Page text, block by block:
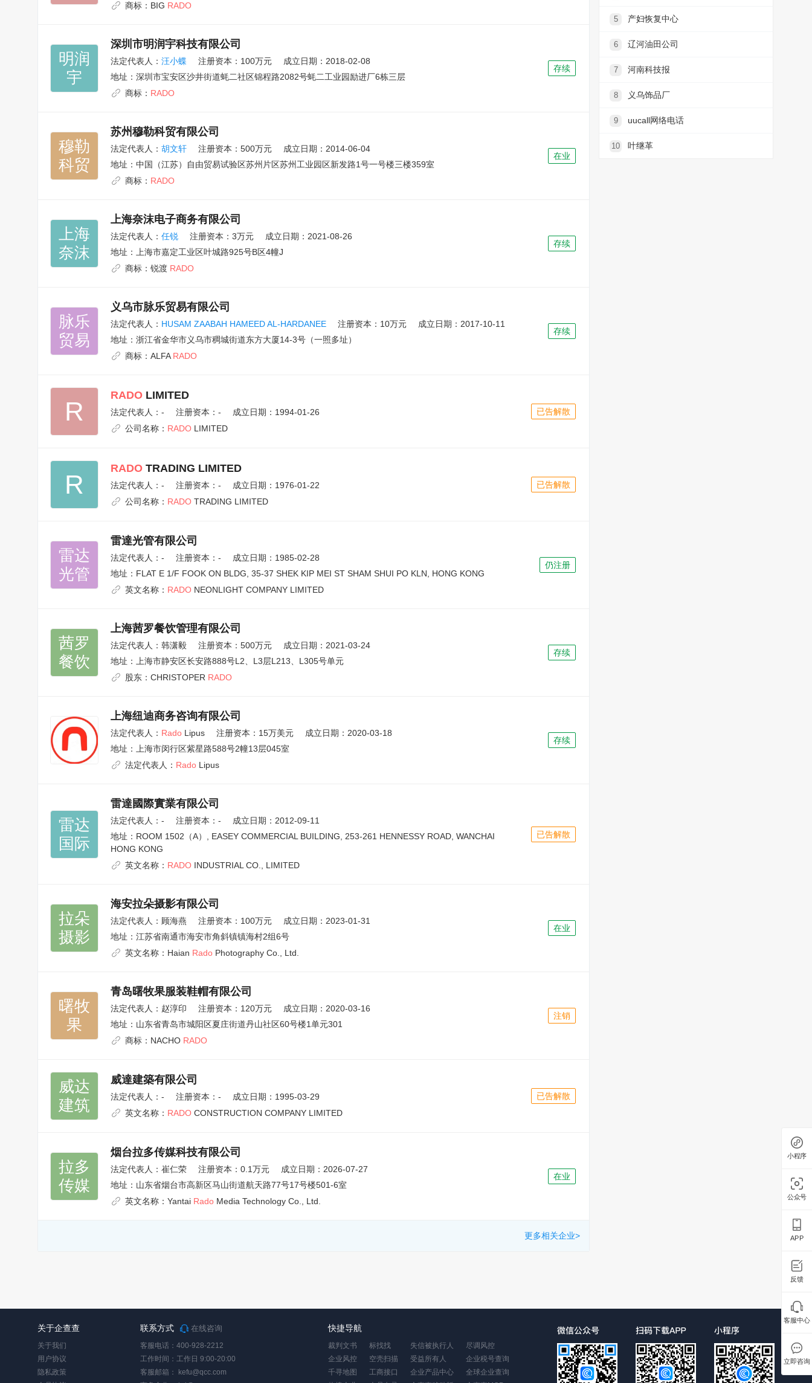
商标： BIG RADO
明润
宇
深圳市明润宇科技有限公司
法定代表人： 汪小蝶 注册资本：100万元
成立日期：2018-02-08
地址： 深圳市宝安区沙井街道蚝二社区锦程路2082号蚝二工业园励进厂6栋三层
商标： RADO
存续
穆勒
科贸
苏州穆勒科贸有限公司
法定代表人： 胡文轩 注册资本：500万元
成立日期：2014-06-04
地址： 中国（江苏）自由贸易试验区苏州片区苏州工业园区新发路1号一号楼三楼359室
商标： RADO
在业
上海
奈沫
上海奈沫电子商务有限公司
法定代表人： 任锐 注册资本：3万元
成立日期：2021-08-26
地址：
上海市嘉定工业区叶城路925号B区4幢J
商标： 锐渡 RADO
存续
脉乐
贸易
义乌市脉乐贸易有限公司
法定代表人： HUSAM ZAABAH HAMEED AL-HARDANEE 注册资本：10万元
成立日期：2017-10-11
地址： 浙江省金华市义乌市稠城街道东方大厦14-3号（一照多址）
商标： ALFA RADO
存续
R
RADO LIMITED
法定代表人： - 注册资本：-
成立日期：1994-01-26
公司名称： RADO LIMITED
已告解散
R
RADO TRADING LIMITED
法定代表人： - 注册资本：-
成立日期：1976-01-22
公司名称： RADO TRADING LIMITED
已告解散
雷达
光管
雷達光管有限公司
法定代表人： - 注册资本：-
成立日期：1985-02-28
地址： FLAT E 1/F FOOK ON BLDG, 35-37 SHEK KIP MEI ST SHAM SHUI PO KLN, HONG KONG
英文名称： RADO NEONLIGHT COMPANY LIMITED
仍注册
茜罗
餐饮
上海茜罗餐饮管理有限公司
法定代表人： 韩潇毅 注册资本：500万元
成立日期：2021-03-24
地址：
上海市静安区长安路888号L2、L3层L213、L305号单元
股东： CHRISTOPER RADO
存续
上海纽迪商务咨询有限公司
法定代表人： Rado Lipus 注册资本：15万美元
成立日期：2020-03-18
地址：
上海市闵行区紫星路588号2幢13层045室
法定代表人： Rado Lipus
存续
雷达
国际
雷達國際實業有限公司
法定代表人： - 注册资本：-
成立日期：2012-09-11
地址： ROOM 1502（A）, EASEY COMMERCIAL BUILDING, 253-261 HENNESSY ROAD, WANCHAI
HONG KONG
英文名称： RADO INDUSTRIAL CO., LIMITED
已告解散
拉朵
摄影
海安拉朵摄影有限公司
法定代表人： 顾海燕 注册资本：100万元
成立日期：2023-01-31
地址： 江苏省南通市海安市角斜镇镇海村2组6号
英文名称： Haian Rado Photography Co., Ltd.
在业
曙牧
果
青岛曙牧果服装鞋帽有限公司
法定代表人： 赵淳印 注册资本：120万元
成立日期：2020-03-16
地址： 山东省青岛市城阳区夏庄街道丹山社区60号楼1单元301
商标： NACHO RADO
注销
威达
建筑
威達建築有限公司
法定代表人： - 注册资本：-
成立日期：1995-03-29
英文名称： RADO CONSTRUCTION COMPANY LIMITED
已告解散
拉多
传媒
烟台拉多传媒科技有限公司
法定代表人： 崔仁荣 注册资本：0.1万元
成立日期：2026-07-27
地址： 山东省烟台市高新区马山街道航天路77号17号楼501-6室
英文名称： Yantai Rado Media Technology Co., Ltd.
在业
更多相关企业>
5 产妇恢复中心
6 辽河油田公司
7 河南科技报
8 义乌饰品厂
9 uucall网络电话
10 叶继革
关于企查查
关于我们
用户协议
隐私政策
联系方式 在线咨询
客服电话：400-928-2212
工作时间：工作日 9:00-20:00
客服邮箱：
kefu@qcc.com
快捷导航
裁判文书
企业风控
千寻地图
标找找
空壳扫描
工商接口
失信被执行人
受益所有人
企业产品中心
尽调风控
企业税号查询
全球企业查询
小程序
公众号
APP
反馈
客服中心
立即咨询